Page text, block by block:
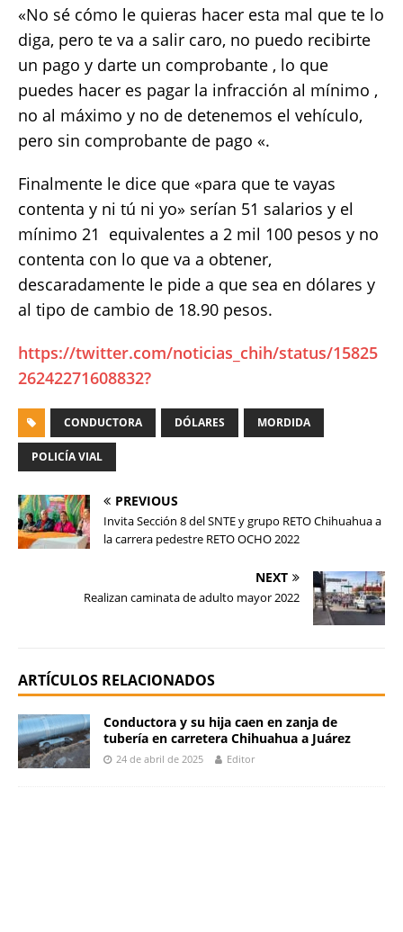
«No sé cómo le quieras hacer esta mal que te lo
diga, pero te va a salir caro, no puedo recibirte
un pago y darte un comprobante , lo que
puedes hacer es pagar la infracción al mínimo ,
no al máximo y no de detenemos el vehículo,
pero sin comprobante de pago «.
Finalmente le dice que «para que te vayas
contenta y ni tú ni yo» serían 51 salarios y el
mínimo 21 equivalentes a 2 mil 100 pesos y no
contenta con lo que va a obtener,
descaradamente le pide a que sea en dólares y
al tipo de cambio de 18.90 pesos.
https://twitter.com/noticias_chih/status/15825
26242271608832?
CONDUCTORA DÓLARES MORDIDA
POLICÍA VIAL
PREVIOUS
Invita Sección 8 del SNTE y grupo RETO Chihuahua a
la carrera pedestre RETO OCHO 2022
NEXT
Realizan caminata de adulto mayor 2022
ARTÍCULOS RELACIONADOS
Conductora y su hija caen en zanja de
tubería en carretera Chihuahua a Juárez
24 de abril de 2025 Editor